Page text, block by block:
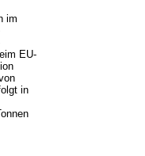
im
EU-
in